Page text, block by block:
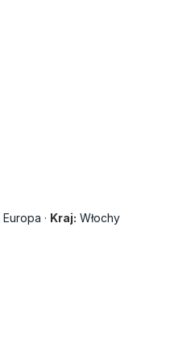
Europa · Kraj: Włochy